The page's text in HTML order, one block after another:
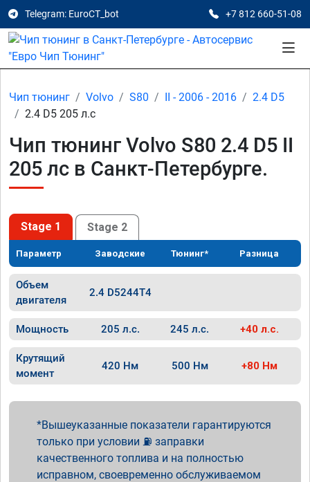
Telegram: EuroCT_bot +7 812 660-51-08
Чип тюнинг Volvo S80 II - 2006 - 2016
2.4 D5
2.4 D5 205 л.с
Чип тюнинг Volvo S80 2.4 D5 II
205 лс в Санкт-Петербурге.
Stage 1 Stage 2
Параметр Заводские Тюнинг* Разница
Объем
двигателя
2.4 D5244T4
Мощность 205 л.с. 245 л.с. +40 л.с.
Крутящий
момент
420 Нм 500 Нм +80 Нм
Вышеуказанные показатели гарантируются
только при условии ⛽ заправки
качественного топлива и на полностью
исправном, своевременно обслуживаемом